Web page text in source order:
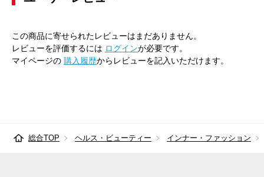
この商品に寄せられたレビューはまだありません。
レビューを評価するには ログインが必要です。
マイページの 購入履歴からレビューを記入いただけます。
総合TOP ヘルス・ビューティー インナー・ファッション